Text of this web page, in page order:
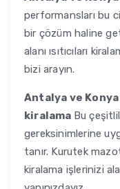
performansları bu
bir çözüm haline
alanı ısıtıcıları
bizi arayın.
Antalya ve Konya
kiralama Bu
gereksinimlerine
tanır. Kurutek
kiralama işlerinizi